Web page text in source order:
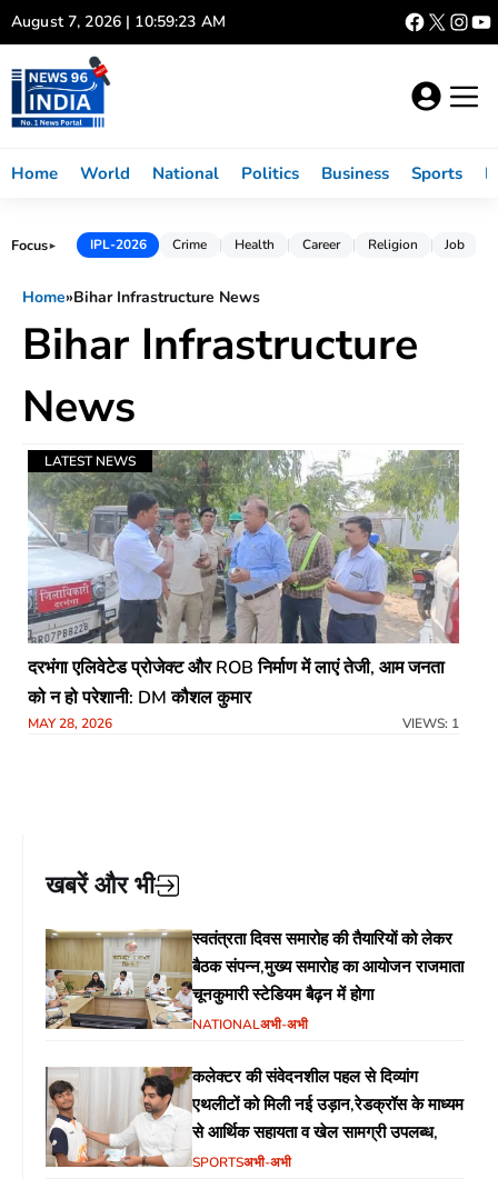
Skip
to
content
August 7, 2026 | 10:59:23 AM
Home World National Politics Business Sports
Focus► IPL-2026 Crime Health Career Religion Job
Home»Bihar Infrastructure News
Bihar Infrastructure
News
LATEST NEWS
दरभंगा एलिवेटेड प्रोजेक्ट और ROB निर्माण में लाएं तेजी, आम जनता
को न हो परेशानी: DM कौशल कुमार
MAY 28, 2026 VIEWS: 1
खबरें और भी
स्वतंत्रता दिवस समारोह की तैयारियों को लेकर
बैठक संपन्न,मुख्य समारोह का आयोजन राजमाता
चूनकुमारी स्टेडियम बैढ़न में होगा
NATIONALअभी-अभी
कलेक्टर की संवेदनशील पहल से दिव्यांग
एथलीटों को मिली नई उड़ान,रेडक्रॉस के माध्यम
से आर्थिक सहायता व खेल सामग्री उपलब्ध,
SPORTSअभी-अभी